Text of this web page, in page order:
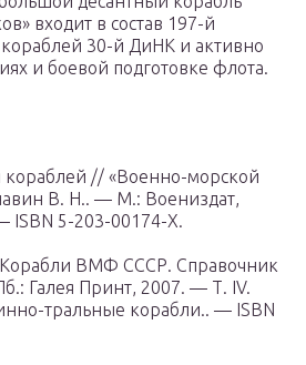
входит в состав 197-й
30-й ДиНК и активно
и боевой подготовке флота.
кораблей // «Военно-морской
В. Н.. — М.: Воениздат,
ISBN 5-203-00174-X.
Корабли ВМФ СССР. Справочник
: Галея Принт, 2007. — Т. IV.
тральные корабли.. — ISBN